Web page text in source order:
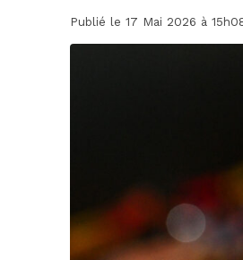
Publié le 17 Mai 2026 à